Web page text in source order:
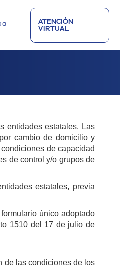
ATENCIÓN
VIRTUAL
entidades estatales. Las
cambio de domicilio y
de capacidad
de control y/o grupos de
estatales, previa
único adoptado
1510 del 17 de julio de
de las condiciones de los